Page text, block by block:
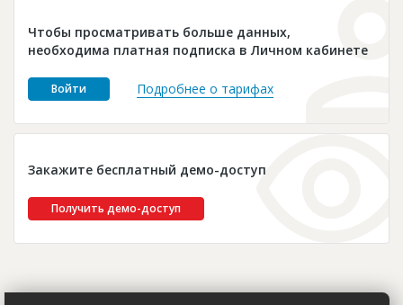
Платные услуги
Пресс-релизы
Чтобы просматривать больше данных,
необходима платная подписка в Личном кабинете
Войти Подробнее о тарифах
Закажите бесплатный демо-доступ
Получить демо-доступ